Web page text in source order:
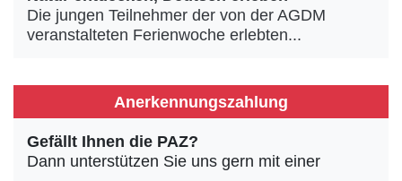
Die jungen Teilnehmer der von der AGDM
veranstalteten Ferienwoche erlebten...
Anerkennungszahlung
Gefällt Ihnen die PAZ?
Dann unterstützen Sie uns gern mit einer